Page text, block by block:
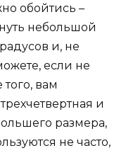
обойтись –
небольшой
и, не
если не
вам
и
размера,
не часто,